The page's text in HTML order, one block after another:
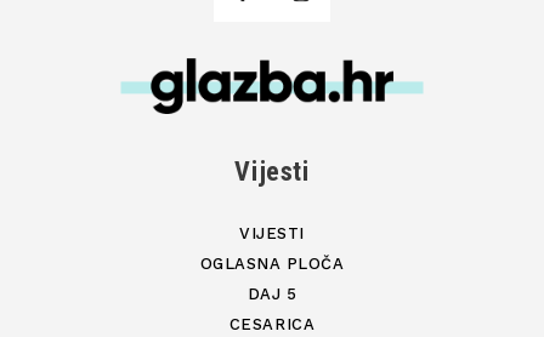
Vijesti
VIJESTI
OGLASNA PLOČA
DAJ 5
CESARICA